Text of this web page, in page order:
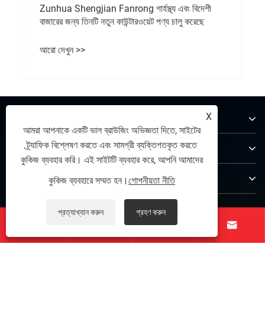
Zunhua Shengjian Fanrong গার্হস্থ্য এবং বিদেশী
বাজারের জন্য তিনটি নতুন কাউন্টারওয়েট পণ্য চালু করেছে
আরো দেখুন >>
পণ্য
যোগাযোগ করুন
আমাদের অনুসরণ করো
 
X
আমরা আপনাকে একটি ভাল ব্রাউজিং অভিজ্ঞতা দিতে, সাইটের
ট্র্যাফিক বিশ্লেষণ করতে এবং সামগ্রী ব্যক্তিগতকৃত করতে
কুকিজ ব্যবহার করি। এই সাইটটি ব্যবহার করে, আপনি আমাদের
কুকিজ ব্যবহারে সম্মত হন।গোপনীয়তা নীতি
প্রত্যাখ্যান করুন গ্রহণ করুন